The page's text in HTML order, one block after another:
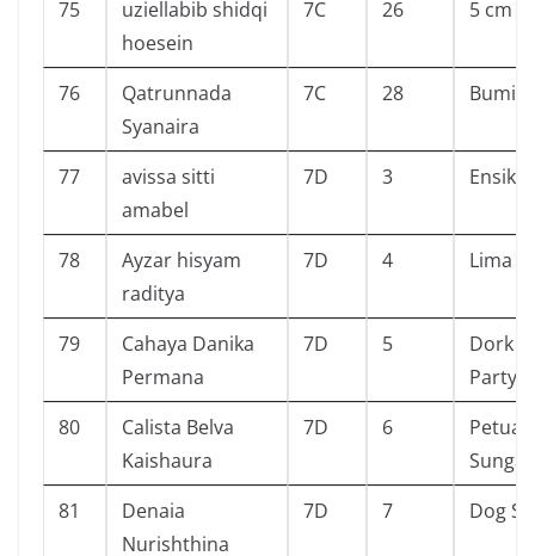
75
uziellabib shidqi
hoesein
7C 26 5 cm
76
Qatrunnada
Syanaira
7C 28 Bumi
77
avissa sitti
amabel
7D 3
78
Ayzar hisyam
raditya
7D 4 Lima
79
Cahaya Danika
Permana
7D 5
Dork
Party
80
Calista Belva
Kaishaura
7D 6
81
Denaia
Nurishthina
7D 7 Dog